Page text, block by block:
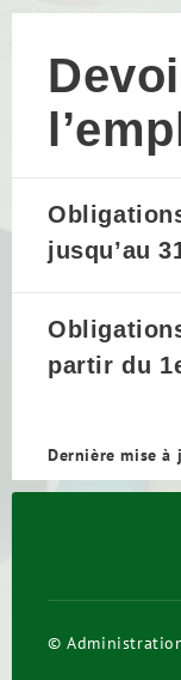
jusqu’au
partir du
Dernière mise à
©